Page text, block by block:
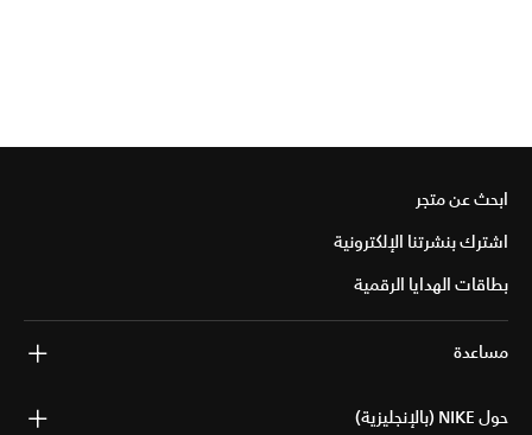
ابحث عن متجر
اشترك بنشرتنا الإلكترونية
بطاقات الهدايا الرقمية
مساعدة
حول NIKE (بالإنجليزية)